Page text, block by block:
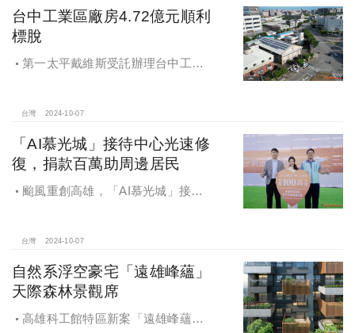
家鄉帶來改變和發展的故事。
台中工業區廠房4.72億元順利
標脫
第一太平戴維斯受託辦理台中工業
價率5％。
台灣 2024-10-07
「AI慕光城」接待中心光速修
復，捐款百萬助周邊居民
颱風重創高雄，「AI慕光城」接待
民復原家園
台灣 2024-10-07
自然系浮空豪宅「遠雄峰蘊」
天際森林景觀席
高雄科工館特區新案「遠雄峰蘊」